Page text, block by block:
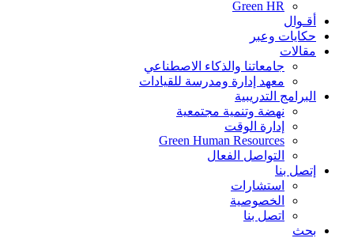
Green HR
أقـوال
حكايات وعبر
مقالات
جامعاتنا والذكاء الاصطناعي
معهد إدارة ومدرسة للقيادات
البرامج التدريبية
نهضة وتنمية مجتمعية
إدارة الوقت
Green Human Resources
التواصل الفعال
إتصل بنا
استشارات
الخصوصية
اتصل بنا
بحث